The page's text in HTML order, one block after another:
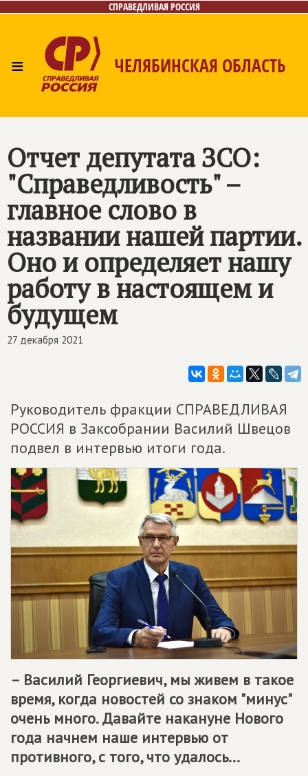
СПРАВЕДЛИВАЯ РОССИЯ
≡ ЧЕЛЯБИНСКАЯ ОБЛАСТЬ
Отчет депутата ЗСО:
"Справедливость" –
главное слово в
названии нашей партии.
Оно и определяет нашу
работу в настоящем и
будущем
27 декабря 2021
Руководитель фракции СПРАВЕДЛИВАЯ
РОССИЯ в Заксобрании Василий Швецов
подвел в интервью итоги года.
– Василий Георгиевич, мы живем в такое
время, когда новостей со знаком "минус"
очень много. Давайте накануне Нового
года начнем наше интервью от
противного, с того, что удалось...